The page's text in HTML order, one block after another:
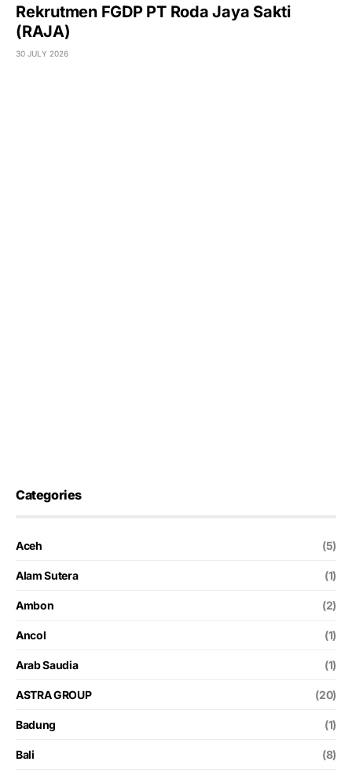
Rekrutmen FGDP PT Roda Jaya Sakti
(RAJA)
30 JULY 2026
Categories
Aceh (5)
Alam Sutera (1)
Ambon (2)
Ancol (1)
Arab Saudia (1)
ASTRA GROUP (20)
Badung (1)
Bali (8)